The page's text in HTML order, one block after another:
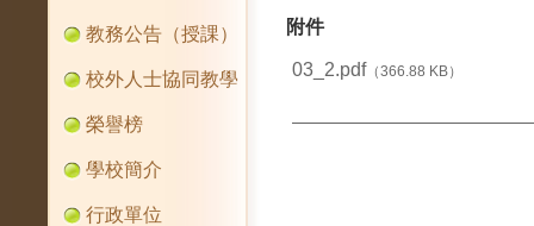
教務公告（授課）
校外人士協同教學
榮譽榜
學校簡介
行政單位
附件
03_2.pdf（366.88 KB）